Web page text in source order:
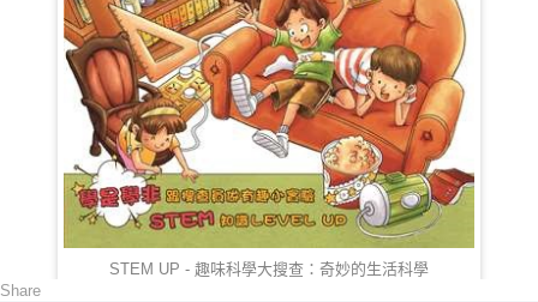
STEM UP - 趣味科學大搜查：奇妙的生活科學
Share